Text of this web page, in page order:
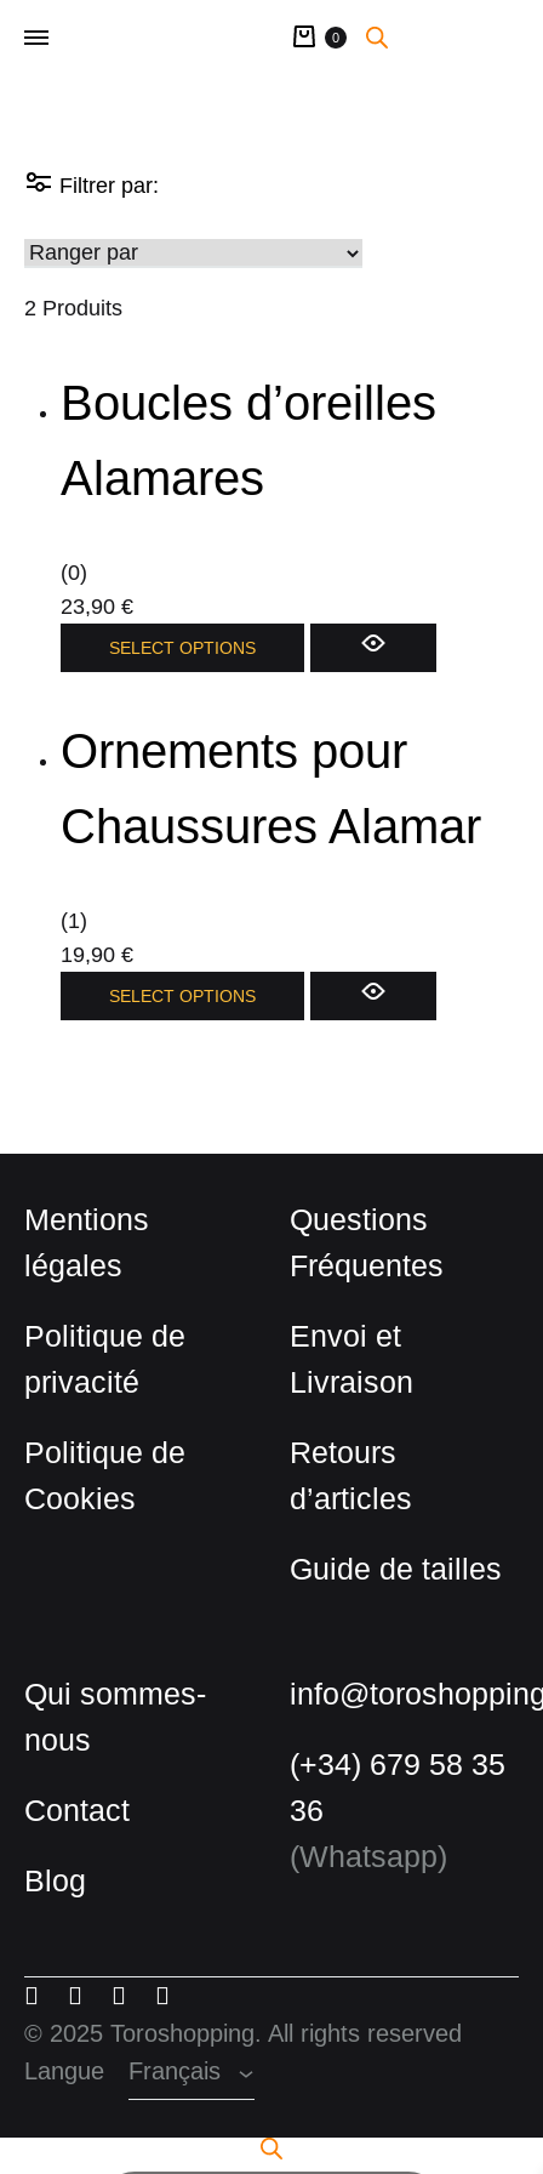
Panier
0
Filtrer par:
2 Produits
Boucles d’oreilles
Alamares
(0)
23,90 €
SELECT OPTIONS
Ornements pour
Chaussures Alamar
(1)
19,90 €
SELECT OPTIONS
Mentions
légales
Politique de
privacité
Politique de
Cookies
Questions
Fréquentes
Envoi et
Livraison
Retours
d’articles
Guide de tailles
Qui sommes-
nous
Contact
Blog
(+34) 679 58 35
36
(Whatsapp)
Menu
Item
Menu
Item
Menu
ItemItem
© 2025 Toroshopping. All rights reserved
Langue
Français
Anglais